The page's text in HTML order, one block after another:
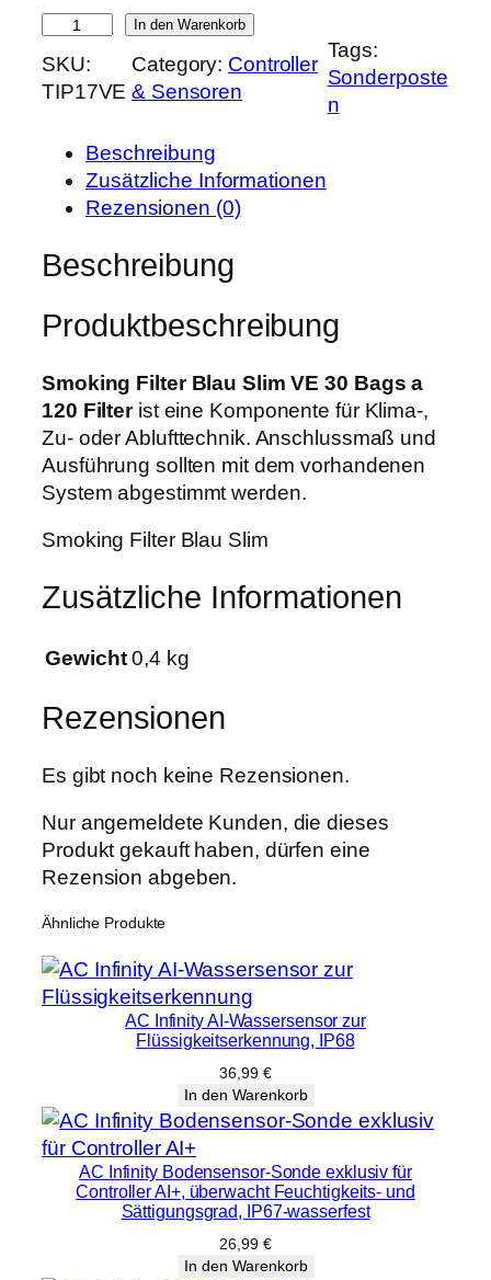
h
r
P
r
i
w
a
:
1
5
,
0
0
€
r
P
r
e
s
i
s
:
1
,
9
€
.
m
o
l
e
B
l
a
u
S
i
V
3
B
g
a
1
2
F
i
l
t
e
n
In den Warenkorb
SKU:
TIP17VE
Category: Controller
& Sensoren
Tags:
Sonderposte
n
Beschreibung
Zusätzliche Informationen
Rezensionen (0)
Beschreibung
Produktbeschreibung
Smoking Filter Blau Slim VE 30 Bags a
120 Filterist eine Komponente für Klima-,
Zu- oder Ablufttechnik. Anschlussmaß und
Ausführung sollten mit dem vorhandenen
System abgestimmt werden.
Smoking Filter Blau Slim
Zusätzliche Informationen
Gewicht 0,4 kg
Rezensionen
Es gibt noch keine Rezensionen.
Nur angemeldete Kunden, die dieses
Produkt gekauft haben, dürfen eine
Rezension abgeben.
Ähnliche Produkte
AC Infinity AI-Wassersensor zur
Flüssigkeitserkennung, IP68
36,99 €
In den Warenkorb
AC Infinity Bodensensor-Sonde exklusiv für
Controller AI+, überwacht Feuchtigkeits- und
Sättigungsgrad, IP67-wasserfest
26,99 €
In den Warenkorb